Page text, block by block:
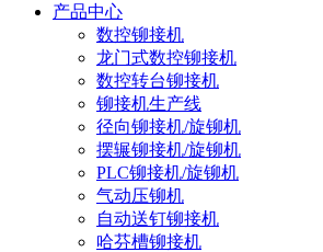
产品中心
数控铆接机
龙门式数控铆接机
数控转台铆接机
铆接机生产线
径向铆接机/旋铆机
摆辗铆接机/旋铆机
PLC铆接机/旋铆机
气动压铆机
自动送钉铆接机
哈芬槽铆接机